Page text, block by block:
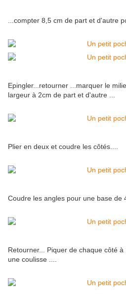
...compter 8,5 cm de part et d'autre
Epingler...retourner ...marquer le
largeur à 2cm de part et d'autre ...
Plier en deux et coudre les côtés....
Coudre les angles pour une base de
Retourner... Piquer de chaque côté
une coulisse ....